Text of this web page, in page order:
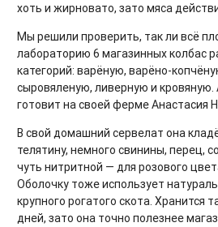
хоть и жирновато, зато мяса
Мы решили проверить, так ли всё
лабораторию 6 магазинных колбас
категорий: варёную, варёно-
сыровяленую, ливерную и
готовит на своей ферме Анастасия
В свой домашний сервелат она
телятину, немного свинины, перец,
чуть нитритной — для розового
Оболочку тоже использует
крупного рогатого скота. Хранится
дней, зато она точно полезнее